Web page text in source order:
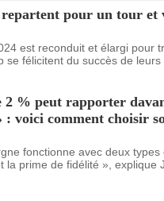
pour un tour et
est reconduit et élargi pour
se félicitent du succès de
2 % peut rapporter
: voici comment choisir
fonctionne avec deux types
la prime de fidélité », explique